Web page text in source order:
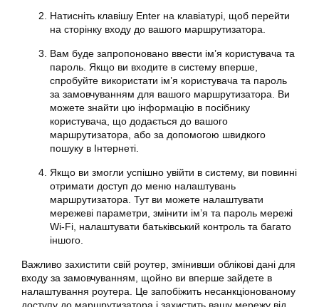
Натисніть клавішу Enter на клавіатурі, щоб перейти
на сторінку входу до вашого маршрутизатора.
Вам буде запропоновано ввести ім’я користувача та
пароль. Якщо ви входите в систему вперше,
спробуйте використати ім’я користувача та пароль
за замовчуванням для вашого маршрутизатора. Ви
можете знайти цю інформацію в посібнику
користувача, що додається до вашого
маршрутизатора, або за допомогою швидкого
пошуку в Інтернеті.
Якщо ви змогли успішно увійти в систему, ви повинні
отримати доступ до меню налаштувань
маршрутизатора. Тут ви можете налаштувати
мережеві параметри, змінити ім’я та пароль мережі
Wi-Fi, налаштувати батьківський контроль та багато
іншого.
Важливо захистити свій роутер, змінивши облікові дані для
входу за замовчуванням, щойно ви вперше зайдете в
налаштування роутера. Це запобіжить несанкціонованому